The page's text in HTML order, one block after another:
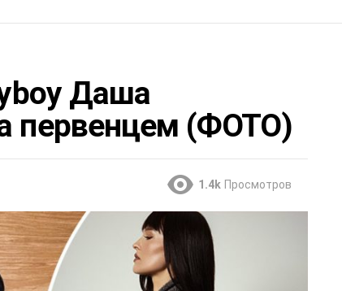
Даша
первенцем (ФОТО)
1.4k Просмотров